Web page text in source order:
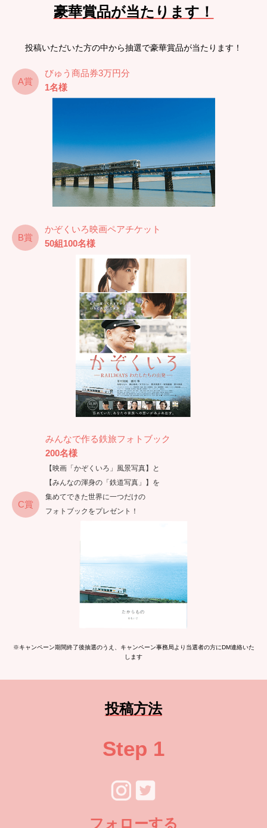
豪華賞品が当たります！
投稿いただいた方の中から抽選で豪華賞品が当たります！
A賞
びゅう商品券3万円分
1名様
B賞
かぞくいろ映画ペアチケット
50組100名様
C賞
みんなで作る鉄旅フォトブック
200名様
【映画「かぞくいろ」風景写真】と
【みんなの渾身の「鉄道写真」】を
集めてできた世界に一つだけの
フォトブックをプレゼント！
※キャンペーン期間終了後抽選のうえ、キャンペーン事務局より当選者の方にDM連絡いた
します
投稿方法
Step 1
フォローする